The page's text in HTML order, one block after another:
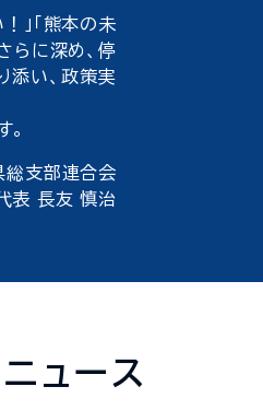
」「熊本の未
らに深め、停
添い、政策実
総支部連合会
表 長友 慎治
ュース